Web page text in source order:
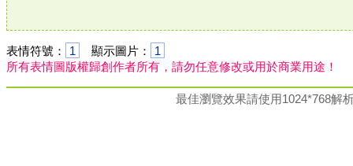
表情符號： 1 顯示圖片：
1
所有表情圖版權歸創作者所有，請勿任意修改或用於商業用途！
最佳瀏覽效果請使用